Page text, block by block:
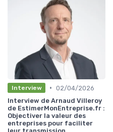
Interview • 02/04/2026
Interview de Arnaud Villeroy
de EstimerMonEntreprise.fr :
Objectiver la valeur des
entreprises pour faciliter